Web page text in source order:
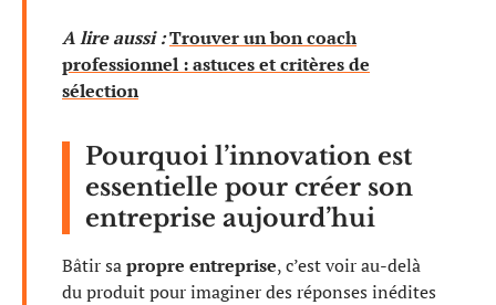
A lire aussi :Trouver un bon coach
professionnel : astuces et critères de
sélection
Pourquoi l’innovation est
essentielle pour créer son
entreprise aujourd’hui
Bâtir sapropre entreprise, c’est voir au-delà
du produit pour imaginer des réponses inédites